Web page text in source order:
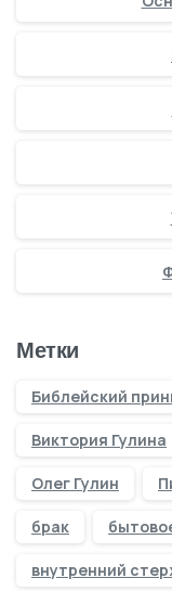
Метки
Библейский
Виктория Гулина
Олег Гулин
брак
внутренний